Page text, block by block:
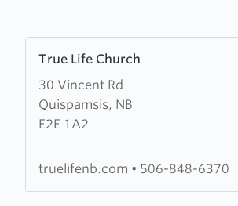
True Life Church
30 Vincent Rd
Quispamsis, NB
E2E 1A2
more
about
True
Life
truelifenb.com • 506-848-6370